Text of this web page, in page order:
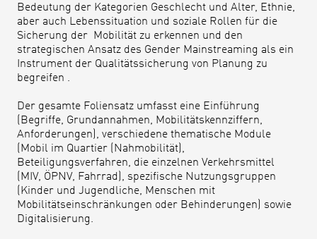
Bedeutung der Kategorien Geschlecht und Alter, Ethnie,
aber auch Lebenssituation und soziale Rollen für die
Sicherung der Mobilität zu erkennen und den
strategischen Ansatz des Gender Mainstreaming als ein
Instrument der Qualitätssicherung von Planung zu
begreifen .
Der gesamte Foliensatz umfasst eine Einführung
(Begriffe, Grundannahmen, Mobilitätskennziffern,
Anforderungen), verschiedene thematische Module
(Mobil im Quartier (Nahmobilität),
Beteiligungsverfahren, die einzelnen Verkehrsmittel
(MIV, ÖPNV, Fahrrad), spezifische Nutzungsgruppen
(Kinder und Jugendliche, Menschen mit
Mobilitätseinschränkungen oder Behinderungen) sowie
Digitalisierung.